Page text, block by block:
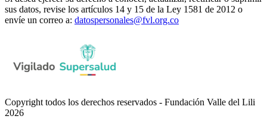
sus datos, revise los artículos 14 y 15 de la Ley 1581 de 2012 o
envíe un correo a: datospersonales@fvl.org.co
Copyright todos los derechos reservados - Fundación Valle del Lili
2026